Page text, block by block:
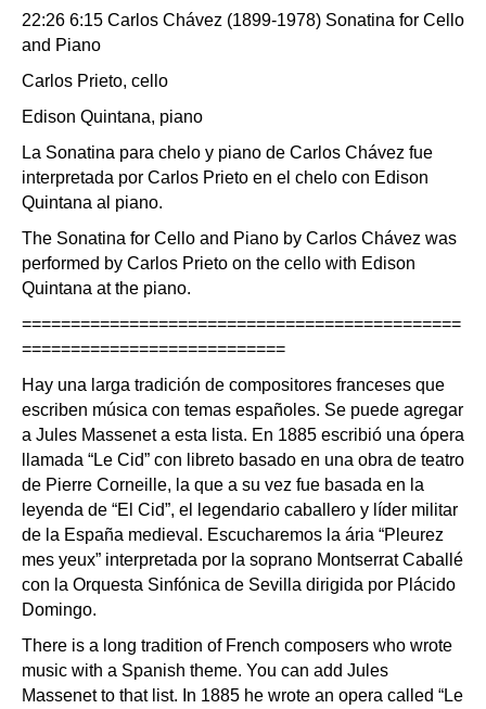
22:26 6:15 Carlos Chávez (1899-1978) Sonatina for Cello
and Piano
Carlos Prieto, cello
Edison Quintana, piano
La Sonatina para chelo y piano de Carlos Chávez fue
interpretada por Carlos Prieto en el chelo con Edison
Quintana al piano.
The Sonatina for Cello and Piano by Carlos Chávez was
performed by Carlos Prieto on the cello with Edison
Quintana at the piano.
=============================================
===========================
Hay una larga tradición de compositores franceses que
escriben música con temas españoles. Se puede agregar
a Jules Massenet a esta lista. En 1885 escribió una ópera
llamada “Le Cid” con libreto basado en una obra de teatro
de Pierre Corneille, la que a su vez fue basada en la
leyenda de “El Cid”, el legendario caballero y líder militar
de la España medieval. Escucharemos la ária “Pleurez
mes yeux” interpretada por la soprano Montserrat Caballé
con la Orquesta Sinfónica de Sevilla dirigida por Plácido
Domingo.
There is a long tradition of French composers who wrote
music with a Spanish theme. You can add Jules
Massenet to that list. In 1885 he wrote an opera called “Le